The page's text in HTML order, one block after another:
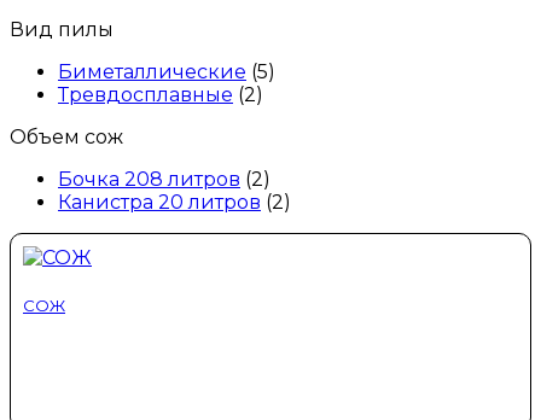
Вид пилы
Биметаллические (5)
Тревдосплавные (2)
Объем сож
Бочка 208 литров (2)
Канистра 20 литров (2)
СОЖ